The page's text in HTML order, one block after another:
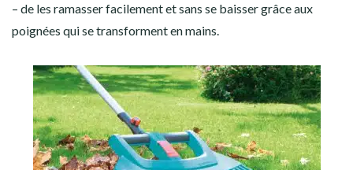
– de les ramasser facilement et sans se baisser grâce aux
poignées qui se transforment en mains.